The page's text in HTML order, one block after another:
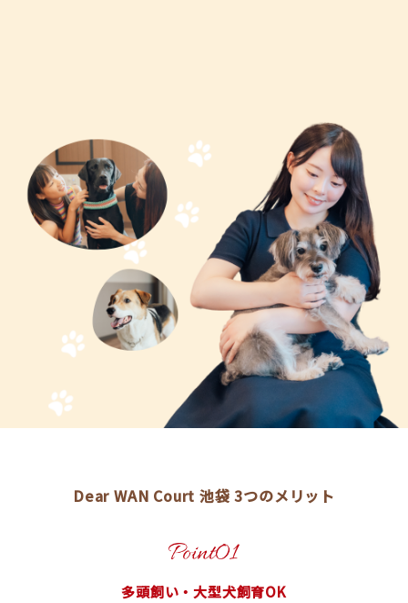
Dear WAN Court 池袋 3つのメリット
多頭飼い・大型犬飼育OK